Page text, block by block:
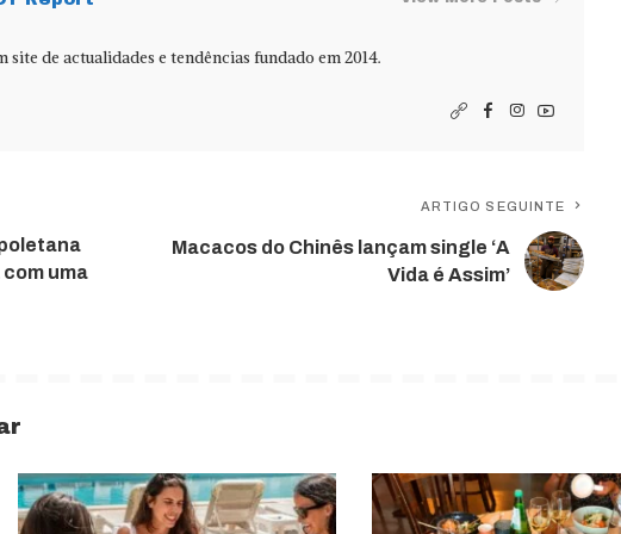
site de actualidades e tendências fundado em 2014.
com uma
ARTIGO SEGUINTE
Macacos do Chinês lançam single ‘A
Vida é Assim’